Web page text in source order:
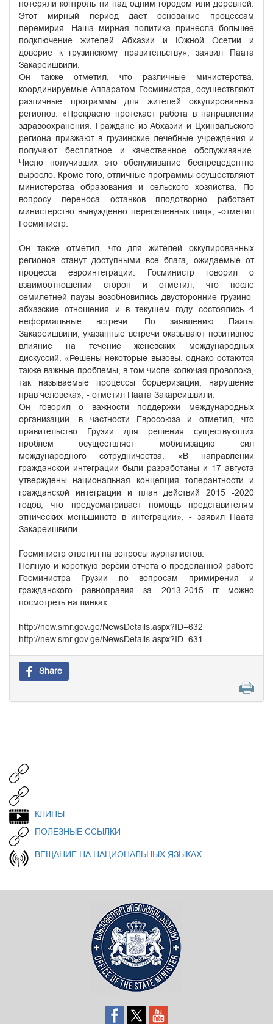
потеряли контроль ни над одним городом или деревней.
Этот мирный период дает основание процессам
перемирия. Наша мирная политика принесла большее
подключение жителей Абхазии и Южной Осетии и
доверие к грузинскому правительству», заявил Паата
Закареишвили.
Он также отметил, что различные министерства,
координируемые Аппаратом Госминистра, осуществляют
различные программы для жителей оккупированных
регионов. «Прекрасно протекает работа в направлении
здравоохранения. Граждане из Абхазии и Цхинвальского
региона призжают в грузинские лечебные учреждения и
получают бесплатное и качественное обслуживание.
Число получивших это обслуживание беспрецедентно
выросло. Кроме того, отличные программы осуществляют
министерства образования и сельского хозяйства. По
вопросу переноса останков плодотворно работает
министерство вынужденно переселенных лиц», -отметил
Госминистр.
Он также отметил, что для жителей оккупированных
регионов станут доступными все блага, ожидаемые от
процесса евроинтеграции. Госминистр говорил о
взаимоотношении сторон и отметил, что после
семилетней паузы возобновились двусторонние грузино-
абхазские отношения и в текущем году состоялись 4
неформальные встречи. По заявлению Пааты
Закареишвили, указанные встречи оказывают позитивное
влияние на течение женевских международных
дискуссий. «Решены некоторые вызовы, однако остаются
также важные проблемы, в том числе колючая проволока,
так называемые процессы бордеризации, нарушение
прав человека», - отметил Паата Закареишвили.
Он говорил о важности поддержки международных
организаций, в частности Евросоюза и отметил, что
правительство Грузии для решения существующих
проблем осуществляет мобилизацию сил
международного сотрудничества. «В направлении
гражданской интеграции были разработаны и 17 августа
утверждены национальная концепция толерантности и
гражданской интеграции и план действий 2015 -2020
годов, что предусматривает помощь представителям
этнических меньшинств в интеграции», - заявил Паата
Закареишвили.
Госминистр ответил на вопросы журналистов.
Полную и короткую версии отчета о проделанной работе
Госминистра Грузии по вопросам примирения и
гражданского равноправия за 2013-2015 гг можно
посмотреть на линках:
http://new.smr.gov.ge/NewsDetails.aspx?ID=632
http://new.smr.gov.ge/NewsDetails.aspx?ID=631
Share
КЛИПЫ
ПОЛЕЗНЫЕ ССЫЛКИ
ВЕЩАНИЕ НА НАЦИОНАЛЬНЫХ ЯЗЫКАХ